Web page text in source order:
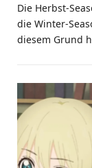
Die Herbst-
die Winter-
diesem Grund